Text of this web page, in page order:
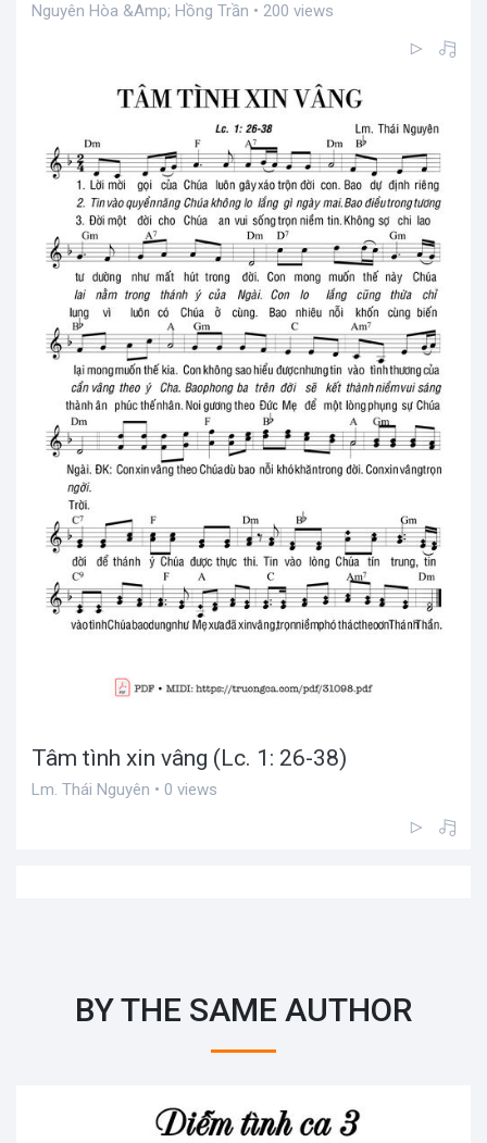
Nguyên Hòa &Amp; Hồng Trần • 200 views
Tâm tình xin vâng (Lc. 1: 26-38)
Lm. Thái Nguyên • 0 views
BY THE SAME AUTHOR